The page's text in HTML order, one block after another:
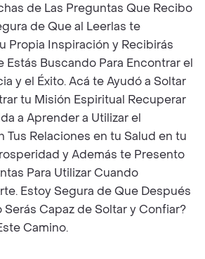
de Las Preguntas Que Recibo
de Que al Leerlas te
Propia Inspiración y Recibirás
Estás Buscando Para Encontrar el
y el Éxito. Acá te Ayudó a Soltar
tu Misión Espiritual Recuperar
a Aprender a Utilizar el
Tus Relaciones en tu Salud en tu
y Además te Presento
Para Utilizar Cuando
Estoy Segura de Que Después
Capaz de Soltar y Confiar?
Camino.